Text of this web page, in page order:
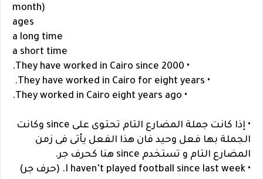
month)
ages
a long time
a short time
• They have worked in Cairo since 2000.
• They have worked in Cairo for eight years.
• They worked in Cairo eight years ago.
• إذا كانت جملة المضارع التام تحتوى على since وكانت
الجملة بها فعل وحيد فان هذا الفعل يأتى فى زمن
المضارع التام و تستخدم since هنا كحرف جر.
• I haven’t played football since last week. (حرف جر)